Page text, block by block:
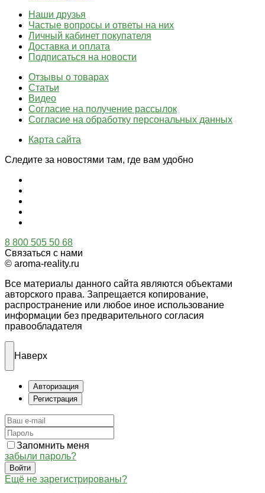
Наши друзья
Частые вопросы и ответы на них
Личный кабинет покупателя
Доставка и оплата
Подписаться на новости
Отзывы о товарах
Статьи
Видео
Согласие на получение рассылок
Согласие на обработку персональных данных
Карта сайта
Следите за новостями там, где вам удобно
8 800 505 50 68
Связаться с нами
© aroma-reality.ru
Все материалы данного сайта являются объектами
авторского права. Запрещается копирование,
распространение или любое иное использование
информации без предварительного согласия
правообладателя
Наверх
Авторизация
Регистрация
Запомнить меня
забыли пароль?
Войти
Ещё не зарегистрированы?